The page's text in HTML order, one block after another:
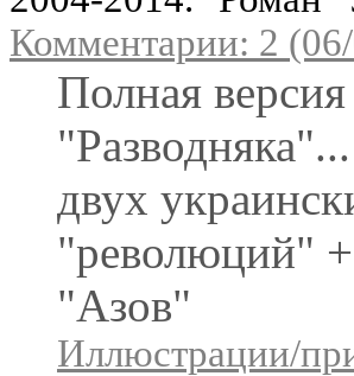
Комментарии: 2
Полная версия
двух
"революций" +
"Азов"
Иллюстрации/